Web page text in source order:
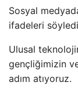
Sosyal
ifadeleri
Ulusal
gençliğimizin
adım atıyoruz.